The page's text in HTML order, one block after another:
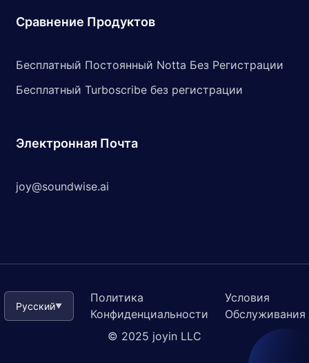
Сравнение Продуктов
Бесплатный Постоянный Notta Без Регистрации
Бесплатный Turboscribe без регистрации
Электронная Почта
joy@soundwise.ai
Русский▼
Политика
Конфиденциальности
Условия
Обслуживания
© 2025 joyin LLC